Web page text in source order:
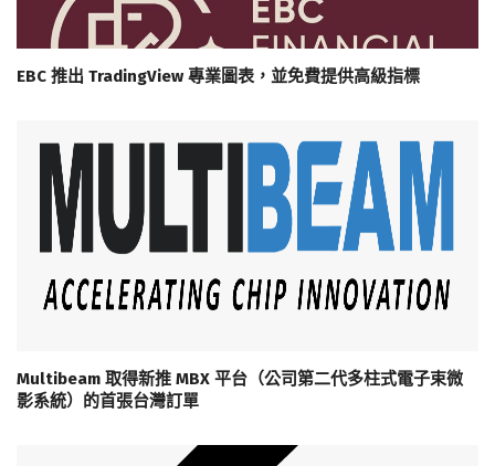
EBC 推出 TradingView 專業圖表，並免費提供高級指標
Multibeam 取得新推 MBX 平台（公司第二代多柱式電子束微
影系統）的首張台灣訂單